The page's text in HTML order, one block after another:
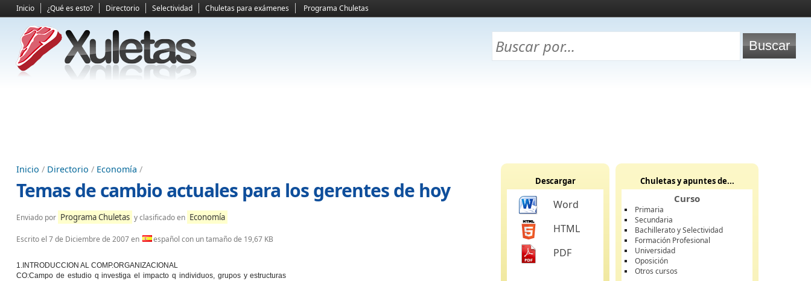
Inicio ¿Qué es esto? Directorio Selectividad Chuletas para exámenes Programa Chuletas
Inicio / Directorio / Economía /
Temas de cambio actuales para los gerentes de hoy
Enviado por Programa Chuletas y clasificado en Economía
Escrito el 7 de Diciembre de 2007en español con un tamaño de 19,67 KB
1.INTRODUCCION AL COMP.ORGANIZACIONAL
CO:Campo de estudio q investiga el impacto q individuos, grupos y estructuras
Descargar
Word
HTML
PDF
Chuletas y apuntes de...
Curso
Primaria
Secundaria
Bachillerato y Selectividad
Formación Profesional
Universidad
Oposición
Otros cursos